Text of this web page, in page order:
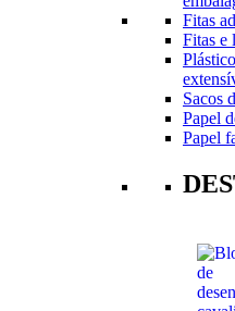
Fitas
Fitas e
Sacos
Papel
Papel